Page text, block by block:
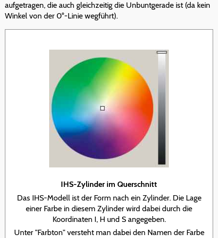
aufgetragen, die auch gleichzeitig die Unbuntgerade ist (da kein
Winkel von der 0°-Linie wegführt).
IHS-Zylinder im Querschnitt
Das IHS-Modell ist der Form nach ein Zylinder. Die Lage
einer Farbe in diesem Zylinder wird dabei durch die
Koordinaten I, H und S angegeben.
Unter "Farbton" versteht man dabei den Namen der Farbe